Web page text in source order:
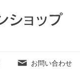
お問い合わせ